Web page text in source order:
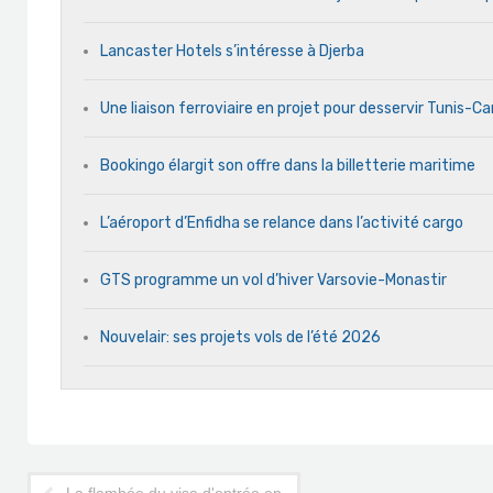
Lancaster Hotels s’intéresse à Djerba
Une liaison ferroviaire en projet pour desservir Tunis-
Bookingo élargit son offre dans la billetterie maritime
L’aéroport d’Enfidha se relance dans l’activité cargo
GTS programme un vol d’hiver Varsovie-Monastir
Nouvelair: ses projets vols de l’été 2026